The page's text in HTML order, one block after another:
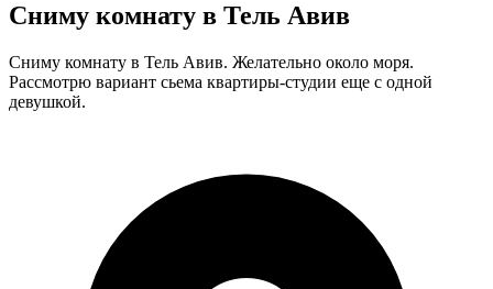
Сниму комнату в Тель Авив
Сниму комнату в Тель Авив. Желательно около моря.
Рассмотрю вариант сьема квартиры-студии еще с одной
девушкой.